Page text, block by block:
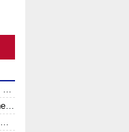
Ascoli-Potenza 3-1, le pagelle: il Potenza convince nonostante la sconfitta
Tisci promuove il Potenza: «Ho visto la squadra che voglio». Ma avverte: «Dobbiamo migliorare nelle scelte»
Ecco quanti spettatori hanno assistito al match tra Ascoli e Potenza